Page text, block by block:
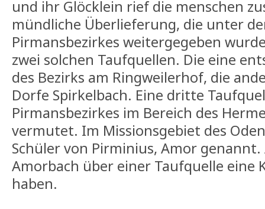
und ihr Glöcklein rief die menschen
mündliche Überlieferung, die unter
Pirmansbezirkes weitergegeben
zwei solchen Taufquellen. Die eine
des Bezirks am Ringweilerhof, die
Dorfe Spirkelbach. Eine dritte
Pirmansbezirkes im Bereich des
vermutet. Im Missionsgebiet des
Schüler von Pirminius, Amor
Amorbach über einer Taufquelle eine
haben.